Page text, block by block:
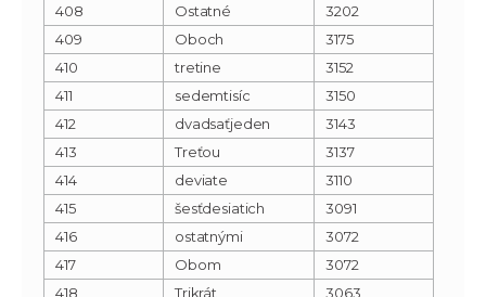
408
Ostatné
3202
409
Oboch
3175
410
tretine
3152
411
sedemtisíc
3150
412
dvadsaťjeden
3143
413
Treťou
3137
414
deviate
3110
415
šesťdesiatich
3091
416
ostatnými
3072
417
Obom
3072
418
Trikrát 3063